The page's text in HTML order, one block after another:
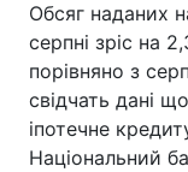
Обсяг наданих
серпні зріс на
порівняно з
свідчать дані
іпотечне
Національний